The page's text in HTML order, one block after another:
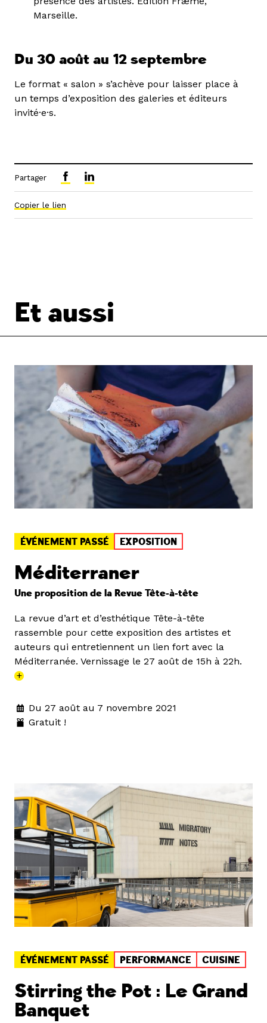
Marseille.
Du 30 août au 12 septembre
Le format « salon » s’achève pour laisser place à
un temps d’exposition des galeries et éditeurs
invité·e·s.
Partager
Copier le lien
Et aussi
ÉVÉNEMENT PASSÉ EXPOSITION
Méditerraner
Une proposition de la Revue Tête-à-tête
La revue d’art et d’esthétique Tête-à-tête
rassemble pour cette exposition des artistes et
auteurs qui entretiennent un lien fort avec la
Méditerranée. Vernissage le 27 août de 15h à 22h.
+
Du 27 août au 7 novembre 2021
Gratuit !
ÉVÉNEMENT PASSÉ PERFORMANCE CUISINE
Stirring the Pot : Le Grand
Banquet